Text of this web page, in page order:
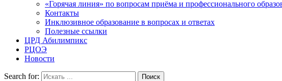
«Горячая линия» по вопросам приёма и профессионального
Контакты
Инклюзивное образование в вопросах и ответах
Полезные ссылки
ЦРД Абилимпикс
РЦОЭ
Новости
Search for: